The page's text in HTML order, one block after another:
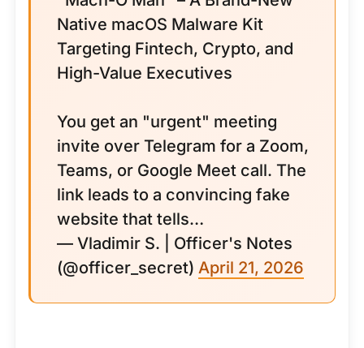
Native macOS Malware Kit
Targeting Fintech, Crypto, and
High-Value Executives
You get an "urgent" meeting
invite over Telegram for a Zoom,
Teams, or Google Meet call. The
link leads to a convincing fake
website that tells…
— Vladimir S. | Officer's Notes
(@officer_secret) April 21, 2026